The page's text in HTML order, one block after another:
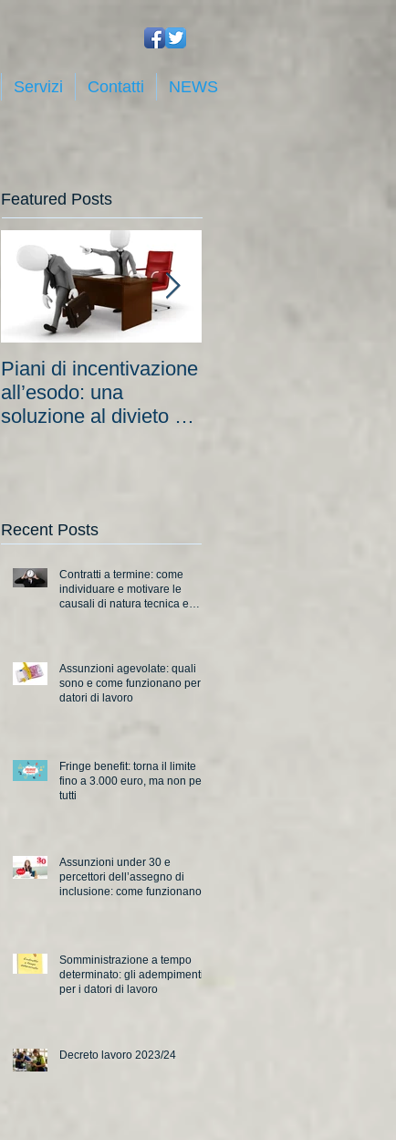
Servizi Contatti NEWS
Featured Posts
Piani di incentivazione
all’esodo: una
soluzione al divieto di
Recent Posts
Contratti a termine: come
individuare e motivare le
causali di natura tecnica e
Assunzioni agevolate: quali
sono e come funzionano per i
datori di lavoro
Fringe benefit: torna il limite
fino a 3.000 euro, ma non per
tutti
Assunzioni under 30 e
percettori dell’assegno di
inclusione: come funzionano i
Somministrazione a tempo
determinato: gli adempimenti
per i datori di lavoro
Decreto lavoro 2023/24